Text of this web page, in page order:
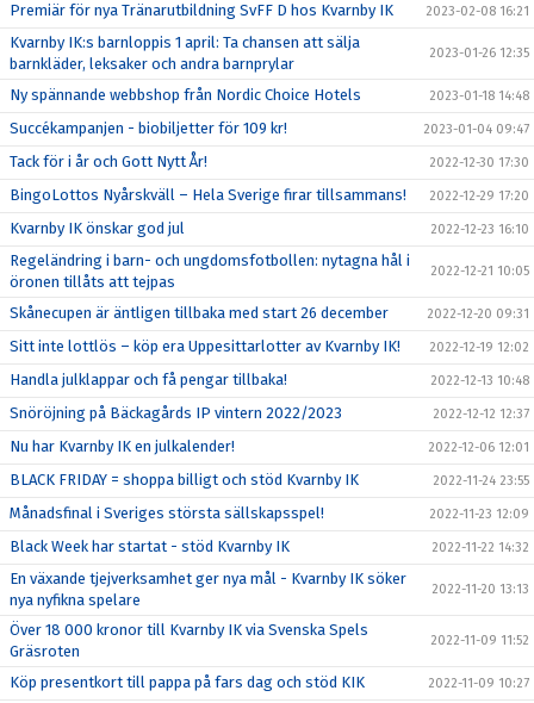
Premiär för nya Tränarutbildning SvFF D hos Kvarnby IK 2023-02-08 16:21
Kvarnby IK:s barnloppis 1 april: Ta chansen att sälja
barnkläder, leksaker och andra barnprylar
2023-01-26 12:35
Ny spännande webbshop från Nordic Choice Hotels 2023-01-18 14:48
Succékampanjen - biobiljetter för 109 kr! 2023-01-04 09:47
Tack för i år och Gott Nytt År! 2022-12-30 17:30
BingoLottos Nyårskväll – Hela Sverige firar tillsammans! 2022-12-29 17:20
Kvarnby IK önskar god jul 2022-12-23 16:10
Regeländring i barn- och ungdomsfotbollen: nytagna hål i
öronen tillåts att tejpas
2022-12-21 10:05
Skånecupen är äntligen tillbaka med start 26 december 2022-12-20 09:31
Sitt inte lottlös – köp era Uppesittarlotter av Kvarnby IK! 2022-12-19 12:02
Handla julklappar och få pengar tillbaka! 2022-12-13 10:48
Snöröjning på Bäckagårds IP vintern 2022/2023 2022-12-12 12:37
Nu har Kvarnby IK en julkalender! 2022-12-06 12:01
BLACK FRIDAY = shoppa billigt och stöd Kvarnby IK 2022-11-24 23:55
Månadsfinal i Sveriges största sällskapsspel! 2022-11-23 12:09
Black Week har startat - stöd Kvarnby IK 2022-11-22 14:32
En växande tjejverksamhet ger nya mål - Kvarnby IK söker
nya nyfikna spelare
2022-11-20 13:13
Över 18 000 kronor till Kvarnby IK via Svenska Spels
Gräsroten
2022-11-09 11:52
Köp presentkort till pappa på fars dag och stöd KIK 2022-11-09 10:27